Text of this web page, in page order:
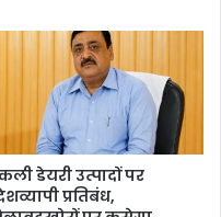
डेयरी उत्पादों पर
प्रतिबंध,